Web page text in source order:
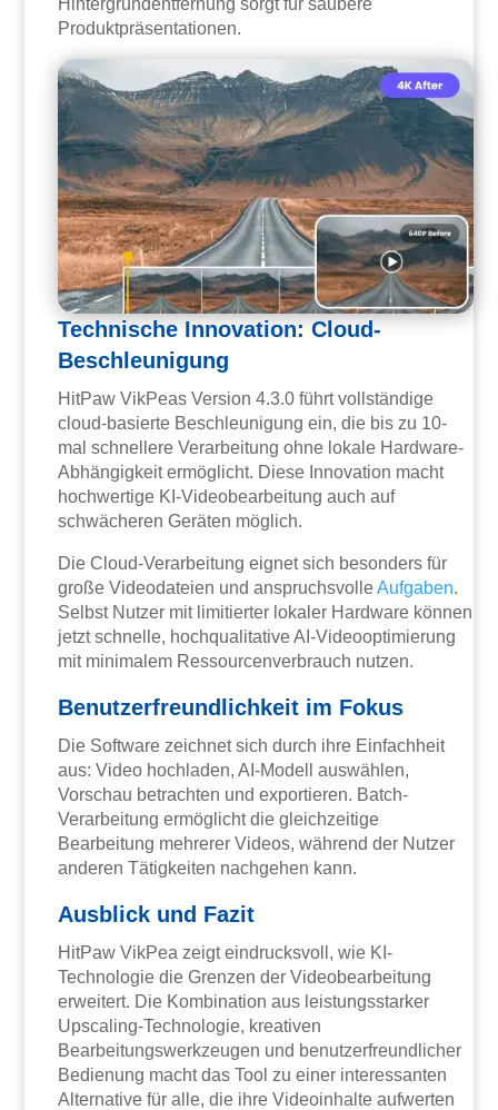
Produktpräsentationen.
Technische Innovation: Cloud-
Beschleunigung
HitPaw VikPeas Version 4.3.0 führt vollständige
cloud-basierte Beschleunigung ein, die bis zu 10-
mal schnellere Verarbeitung ohne lokale Hardware-
Abhängigkeit ermöglicht. Diese Innovation macht
hochwertige KI-Videobearbeitung auch auf
schwächeren Geräten möglich.
Die Cloud-Verarbeitung eignet sich besonders für
große Videodateien und anspruchsvolleAufgaben.
Selbst Nutzer mit limitierter lokaler Hardware können
jetzt schnelle, hochqualitative AI-Videooptimierung
mit minimalem Ressourcenverbrauch nutzen.
Benutzerfreundlichkeit im Fokus
Die Software zeichnet sich durch ihre Einfachheit
aus: Video hochladen, AI-Modell auswählen,
Vorschau betrachten und exportieren. Batch-
Verarbeitung ermöglicht die gleichzeitige
Bearbeitung mehrerer Videos, während der Nutzer
anderen Tätigkeiten nachgehen kann.
Ausblick und Fazit
HitPaw VikPea zeigt eindrucksvoll, wie KI-
Technologie die Grenzen der Videobearbeitung
erweitert. Die Kombination aus leistungsstarker
Upscaling-Technologie, kreativen
Bearbeitungswerkzeugen und benutzerfreundlicher
Bedienung macht das Tool zu einer interessanten
Alternative für alle, die ihre Videoinhalte aufwerten